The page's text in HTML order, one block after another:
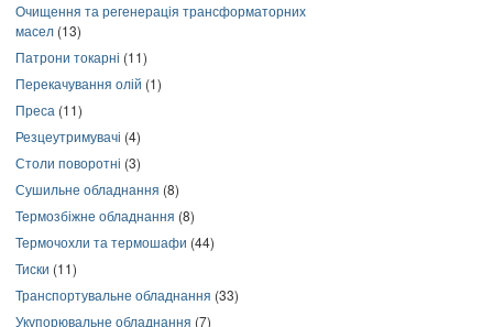
Очищення та регенерація трансформаторних
масел (13)
Патрони токарні (11)
Перекачування олій (1)
Преса (11)
Резцеутримувачі (4)
Столи поворотні (3)
Сушильне обладнання (8)
Термозбіжне обладнання (8)
Термочохли та термошафи (44)
Тиски (11)
Транспортувальне обладнання (33)
Укупорювальне обладнання (7)